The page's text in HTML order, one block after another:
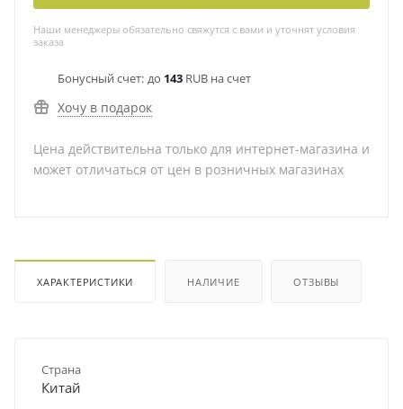
Наши менеджеры обязательно свяжутся с вами и уточнят условия
заказа
Бонусный счет: до 143 RUB на счет
Хочу в подарок
Цена действительна только для интернет-магазина и
может отличаться от цен в розничных магазинах
ХАРАКТЕРИСТИКИ НАЛИЧИЕ ОТЗЫВЫ
Страна
Китай